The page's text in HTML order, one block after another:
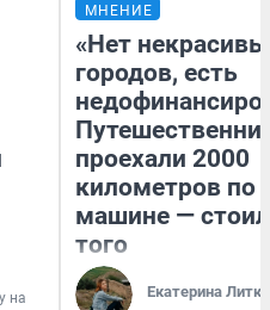
на
МНЕНИЕ
«Нет
городов, есть
проехали 2000
километров по
машине —
того
Екатерина